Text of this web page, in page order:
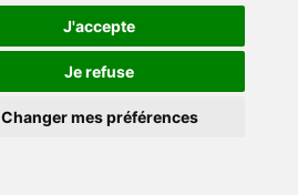
J'accepte
Je refuse
Changer mes préférences